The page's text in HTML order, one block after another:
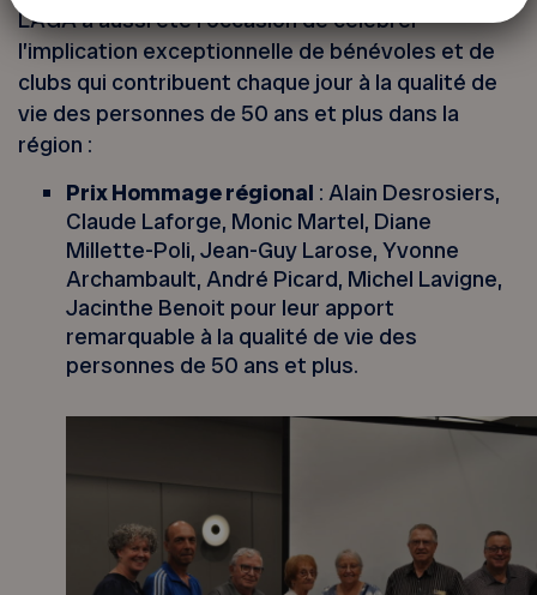
L’AGA a aussi été l’occasion de célébrer
l’implication exceptionnelle de bénévoles et de
clubs qui contribuent chaque jour à la qualité de
vie des personnes de 50 ans et plus dans la
région :
Prix Hommage régional : Alain Desrosiers,
Claude Laforge, Monic Martel, Diane
Millette-Poli, Jean-Guy Larose, Yvonne
Archambault, André Picard, Michel Lavigne,
Jacinthe Benoit pour leur apport
remarquable à la qualité de vie des
personnes de 50 ans et plus.